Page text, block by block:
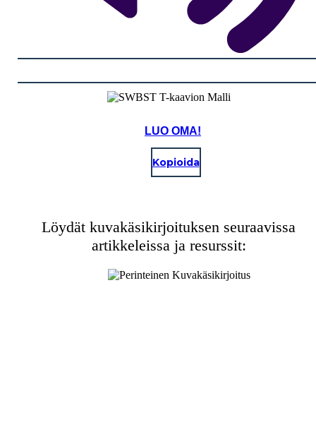
LUO OMA!
Kopioida
Löydät kuvakäsikirjoituksen seuraavissa
artikkeleissa ja resurssit: